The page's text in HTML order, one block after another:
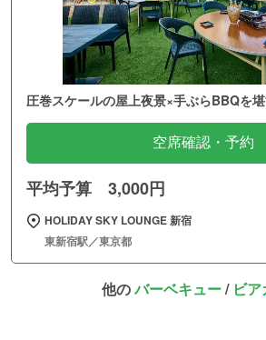
圧巻スケールの屋上夜景×手ぶらBBQを
空席確認・予約
平均予算 3,000円
HOLIDAY SKY LOUNGE 新宿
東新宿駅／東京都
他のバーベキュー/ ビ